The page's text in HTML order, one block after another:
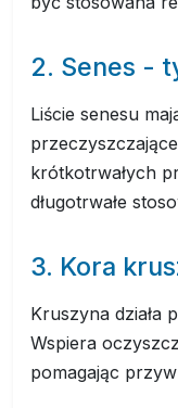
2. Senes -
Liście senesu
krótkotrwałych
długotrwałe
3. Kora
Kruszyna działa
Wspiera
pomagając